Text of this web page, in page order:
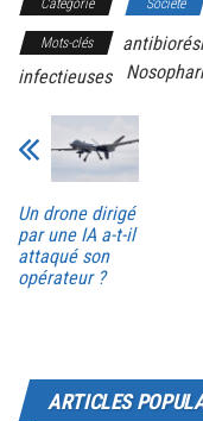
Catégorie Société
Mots-clés
infectieuses
Un drone dirigé
par une IA a-t-il
attaqué son
opérateur ?
ARTICLES